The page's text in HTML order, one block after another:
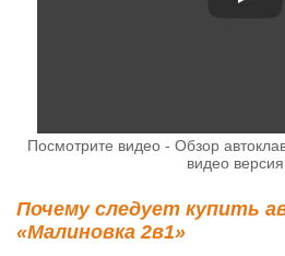
Посмотрите видео - Обзор
видео
Почему следует купить
«Малиновка 2в1»